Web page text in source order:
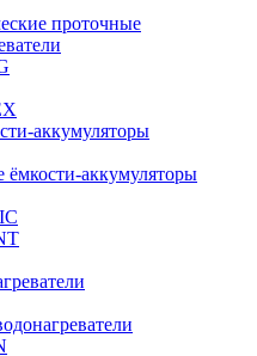
проточные
аккумуляторы
ёмкости-аккумуляторы